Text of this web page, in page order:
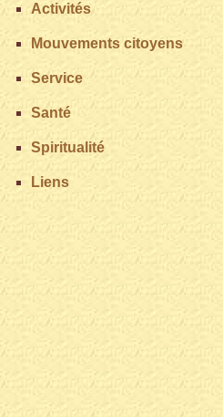
Activités
Mouvements citoyens
Service
Santé
Spiritualité
Liens